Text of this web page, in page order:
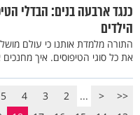
כנגד ארבעה בנים: הבדלי
הילדים
התורה מלמדת אותנו כי עולם
את כל סוגי הטיפוסים. איך
<<
<
...
2
3
4
5